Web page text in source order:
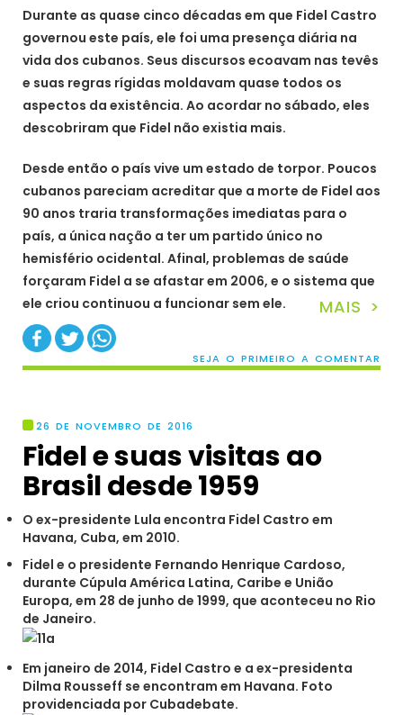
Durante as quase cinco décadas em que Fidel Castro
governou este país, ele foi uma presença diária na
vida dos cubanos. Seus discursos ecoavam nas tevês
e suas regras rígidas moldavam quase todos os
aspectos da existência. Ao acordar no sábado, eles
descobriram que Fidel não existia mais.
Desde então o país vive um estado de torpor. Poucos
cubanos pareciam acreditar que a morte de Fidel aos
90 anos traria transformações imediatas para o
país, a única nação a ter um partido único no
hemisfério ocidental. Afinal, problemas de saúde
forçaram Fidel a se afastar em 2006, e o sistema que
ele criou continuou a funcionar sem ele.
MAIS >
SEJA O PRIMEIRO A COMENTAR
26 DE NOVEMBRO DE 2016
Fidel e suas visitas ao
Brasil desde 1959
O ex-presidente Lula encontra Fidel Castro em
Havana, Cuba, em 2010.
Fidel e o presidente Fernando Henrique Cardoso,
durante Cúpula América Latina, Caribe e União
Europa, em 28 de junho de 1999, que aconteceu no Rio
de Janeiro.
Em janeiro de 2014, Fidel Castro e a ex-presidenta
Dilma Rousseff se encontram em Havana. Foto
providenciada por Cubadebate.